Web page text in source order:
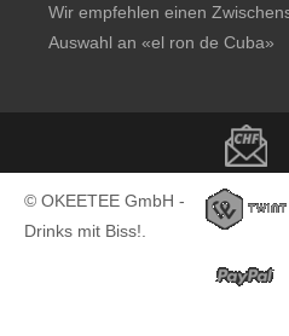
© OKEETEE GmbH -
Drinks mit Biss!.
Wir empfehlen einen
Auswahl an «el ron de Cuba»